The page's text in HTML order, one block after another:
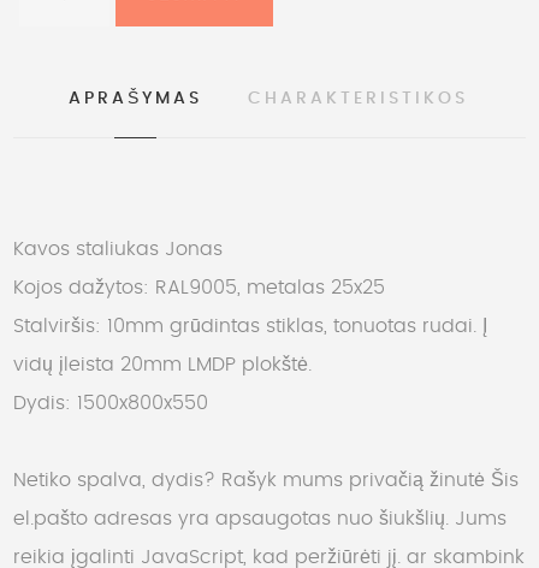
APRAŠYMAS CHARAKTERISTIKOS
Kavos staliukas Jonas
Kojos dažytos: RAL9005, metalas 25x25
Stalviršis: 10mm grūdintas stiklas, tonuotas rudai. Į
vidų įleista 20mm LMDP plokštė.
Dydis: 1500x800x550
Netiko spalva, dydis? Rašyk mums privačią žinutė Šis
el.pašto adresas yra apsaugotas nuo šiukšlių. Jums
reikia įgalinti JavaScript, kad peržiūrėti jį. ar skambink